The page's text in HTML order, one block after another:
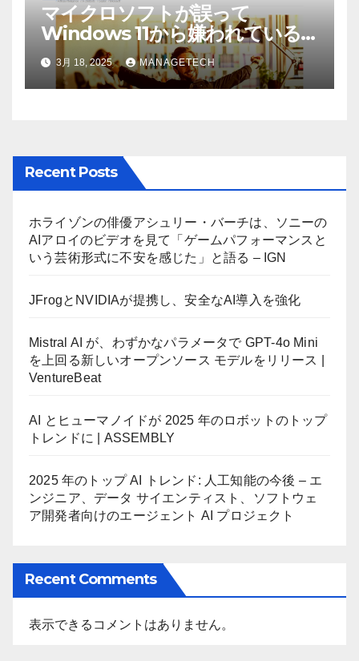
マイクロソフトが誤って
Windows 11から嫌われている
AI機能を削除したことにユーザ
ーが歓喜
3月 18, 2025 MANAGETECH
Recent Posts
ホライゾンの俳優アシュリー・バーチは、ソニーの
AIアロイのビデオを見て「ゲームパフォーマンスと
いう芸術形式に不安を感じた」と語る – IGN
JFrogとNVIDIAが提携し、安全なAI導入を強化
Mistral AI が、わずかなパラメータで GPT-4o Mini
を上回る新しいオープンソース モデルをリリース |
VentureBeat
AI とヒューマノイドが 2025 年のロボットのトップ
トレンドに | ASSEMBLY
2025 年のトップ AI トレンド: 人工知能の今後 – エ
ンジニア、データ サイエンティスト、ソフトウェ
ア開発者向けのエージェント AI プロジェクト
Recent Comments
表示できるコメントはありません。